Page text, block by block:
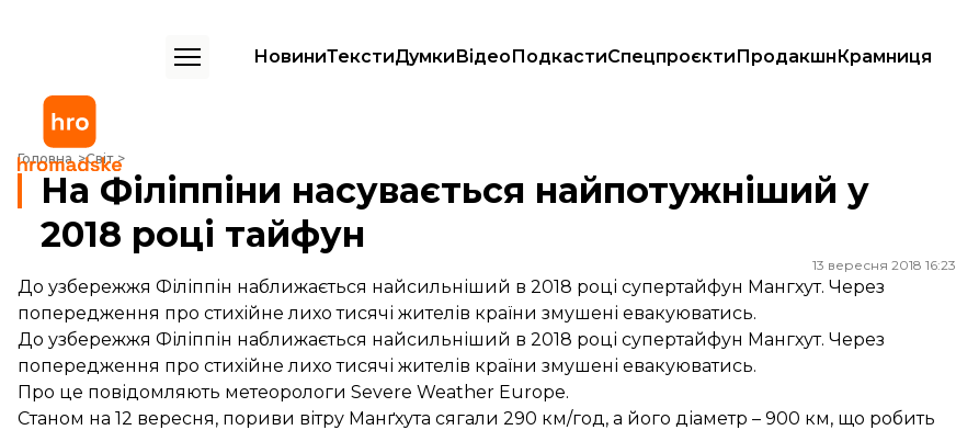
НовиниТекстиДумкиВідеоПодкастиСпецпроєктиПродакшнКрамниця
Головна Світ
На Філіппіни насувається найпотужніший у 2018 році тайфун
На Філіппіни насувається найпотужніший у
2018 році тайфун
13 вересня 2018 16:23
До узбережжя Філіппін наближається найсильніший в 2018 році супертайфун Мангхут. Через
попередження про стихійне лихо тисячі жителів країни змушені евакуюватись.
До узбережжя Філіппін наближається найсильніший в 2018 році супертайфун Мангхут. Через
попередження про стихійне лихо тисячі жителів країни змушені евакуюватись.
Про це повідомляють метеорологи Severe Weather Europe.
Станом на 12 вересня, пориви вітру Манґхута сягали 290 км/год, а його діаметр – 900 км, що робить